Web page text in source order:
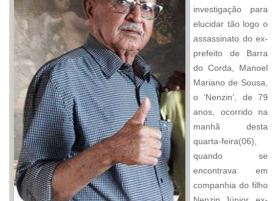
investigação para
elucidar tão logo o
assassinato do ex-
prefeito de Barra
do Corda, Manoel
Mariano de Sousa,
o ‘Nenzin’, de 79
anos, ocorrido na
manhã desta
quarta-feira(06),
quando se
encontrava em
companhia do filho